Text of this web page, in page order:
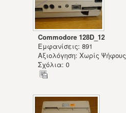
Commodore 128D_12
Εμφανίσεις: 891
Αξιολόγηση: Χωρίς Ψήφους
Σχόλια: 0